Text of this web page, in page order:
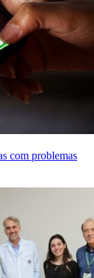
com problemas